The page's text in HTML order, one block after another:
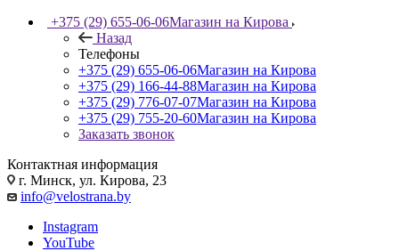
+375 (29) 655-06-06Магазин на Кирова
Назад
Телефоны
+375 (29) 655-06-06Магазин на Кирова
+375 (29) 166-44-88Магазин на Кирова
+375 (29) 776-07-07Магазин на Кирова
+375 (29) 755-20-60Магазин на Кирова
Заказать звонок
Контактная информация
г. Минск, ул. Кирова, 23
info@velostrana.by
Instagram
YouTube